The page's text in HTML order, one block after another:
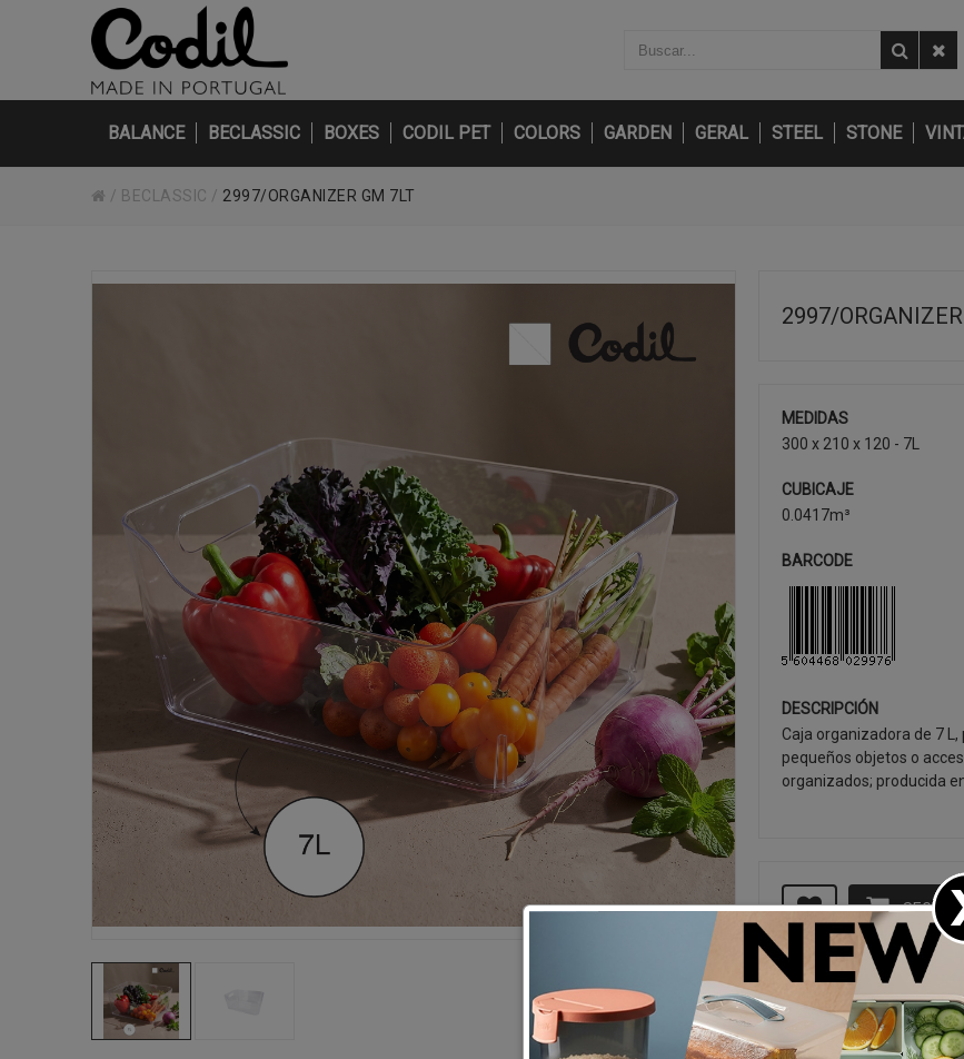
BALANCE BECLASSIC BOXES CODIL PET COLORS GARDEN GERAL STEEL STONE
/ BECLASSIC / 2997/ORGANIZER GM 7LT
2997/
MEDIDAS
300 x 210 x 120 - 7L
CUBICAJE
0.0417m³
BARCODE
DESCRIPCIÓN
Caja organizadora de 7
pequeños objetos o
organizados; producida
SEGUIR